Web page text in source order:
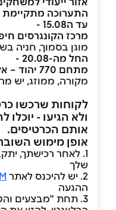
התערוכה מתקיימת
עד ה15.08 -
מרכז הקונגרסים
מוגן בסמוך, חניה
החל מה-20.08 -
מתחם 770 יהוד – אלטלף 3 יהוד, מול הביג -
מקורה, ממוזג, יש
לקוחות שרכשו
ולא הגיעו -
אותם הכרטיסים.
אופן מימוש
1. לאחר רכישתך,
שלך
2. יש להיכנס לאתר
ההגעה
3. תחת "מבצעים